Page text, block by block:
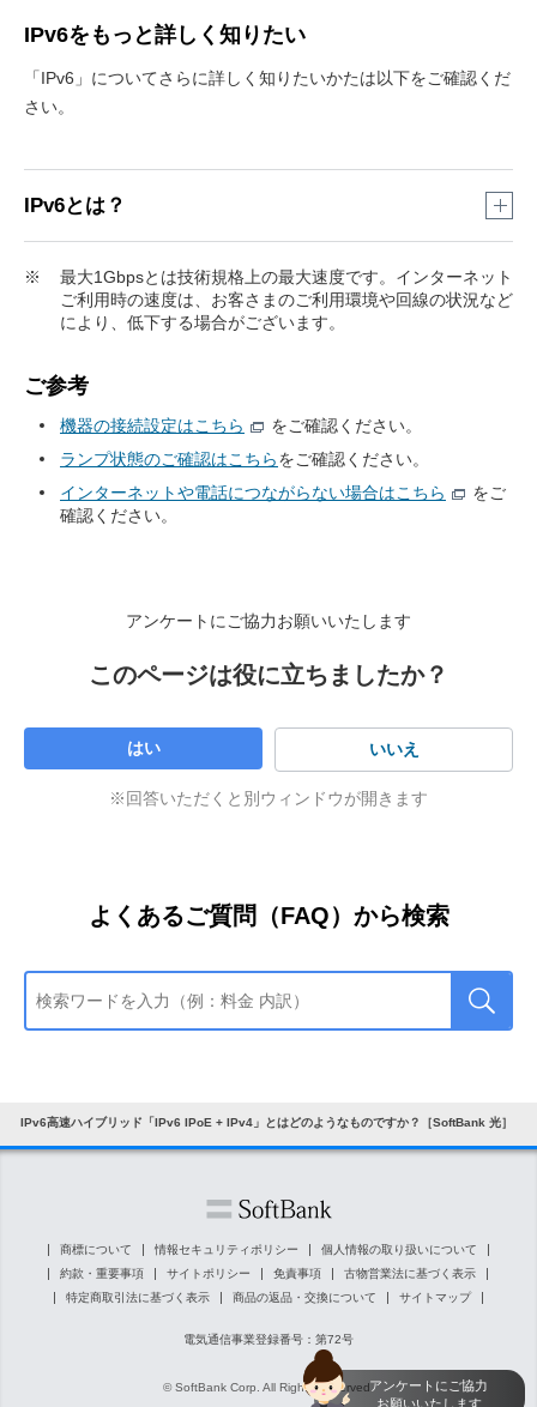
「設定変更ができなかった」とご案内している場合
追加でお手続きが必要な場合がございます。お手数ですがお
確認ください。
接続方法はこちら
をご確認ください。
IPv6高速ハイブリッド「IPv6 IPoE + IPv4」のご利用開始日が
決まりましたらSMSで連絡します（すでに「光BBユニットレ
IPv6通信ができているかご確認をご希望の場合はこちら
をご
IPv6高速ハイブリッド「IPv6 IPoE + IPv4」のご利用には
BBユニットのレンタル
をMy SoftBankよりお申し込みくだ
さい。
お申し込み後、光BBユニットが到着しましたら接続する必要
STEP3
決まりましたらSMSで連絡しますので、SMSの到着をお待ち
ください。
SMS件名：【SoftBank 光】「IPv6 IPoE+IPv4接続方式」ご利
用開始日のご連絡
STEP4
IPv6をもっと詳しく知りたい
「IPv6」についてさらに詳しく知りたいかたは以下をご確認くだ
さい。
IPv6とは？
「IPv6」って何？
インターネットに接続されているすべての
機器には、必ず個別の「IPアドレス」とい
で「IPv4」という接続方式でした。
インターネット利用者の増加や、パソコン
だけでなく携帯電話やゲーム機、家電など
インターネットに接続できる機器の増加な
が生まれたり、使いやすくなったりするこ
ソフトバンクではお客さまがより快適にイ
従来の「IPv4」での接続方式と「IPv6」と
設定なくご利用できる接続方式です。
イブリッド）」のご利用を推奨していま
す。
をご利用するためのオプション料金は不要
です。
ただし、「光BBユニットレンタル」は必要
※
最大1Gbpsとは技術規格上の最大速度です。インターネット
ご利用時の速度は、お客さまのご利用環境や回線の状況など
により、低下する場合がございます。
ご参考
機器の接続設定はこちら
をご確認ください。
ランプ状態のご確認はこちらをご確認ください。
インターネットや電話につながらない場合はこちら
をご
確認ください。
アンケートにご協力お願いいたします
このページは役に立ちましたか？
はい いいえ
※回答いただくと別ウィンドウが開きます
よくあるご質問（FAQ）から検索
IPv6高速ハイブリッド「IPv6 IPoE + IPv4」とはどのようなものですか？［SoftBank 光］
商標について 情報セキュリティポリシー
個人情報の取り扱いについて
約款・重要事項
サイトポリシー 免責事項
古物営業法に基づく表示
特定商取引法に基づく表示
商品の返品・交換について サイトマップ
電気通信事業登録番号：第72号
© SoftBank Corp. All Rights Reserved.アンケートにご協力
お願いいたします